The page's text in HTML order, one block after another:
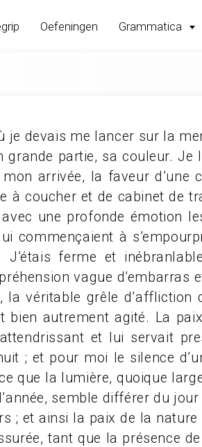
Oefeningen Grammatica
devais me lancer sur la
grande partie, sa couleur.
arrivée, la faveur d’une
à coucher et de cabinet de
une profonde émotion
commençaient à
ferme et
vague d’embarras
la véritable grêle d’affliction
bien autrement agité. La
et lui servait
; et pour moi le silence
que la lumière, quoique
semble différer du
; et ainsi la paix de la
tant que la présence